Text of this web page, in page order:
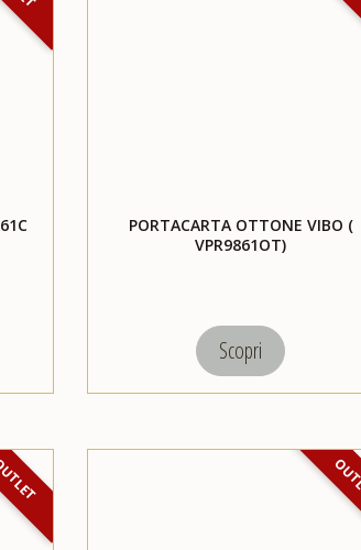
PORTACARTA OTTONE VIBO (
VPR9861OT)
Scopri